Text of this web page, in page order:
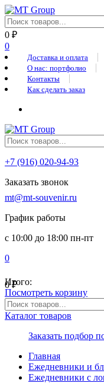
0 ₽
0
Доставка и оплата
О нас: портфолио
Контакты
Как сделать заказ
+7 (916) 020-94-93
Заказать звонок
mt@mt-souvenir.ru
График работы
с 10:00 до 18:00 пн-пт
0
0₽
Итого:
Посмотреть корзину
Каталог товаров
Заказать подбор
Главная
Ежедневники и
Ежедневники с